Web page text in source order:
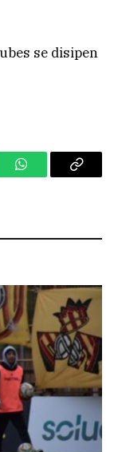
se disipen
WhatsAppCopy